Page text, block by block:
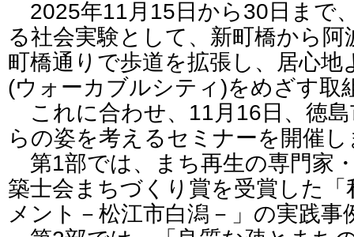
2025年11月15日から30日まで
る社会実験として、新町橋から
町橋通りで歩道を拡張し、居心
(ウォーカブルシティ)をめざす取
これに合わせ、11月16日、徳
らの姿を考えるセミナーを開催
第1部では、まち再生の専門家
築士会まちづくり賞を受賞した
メント－松江市白潟－」の実践事